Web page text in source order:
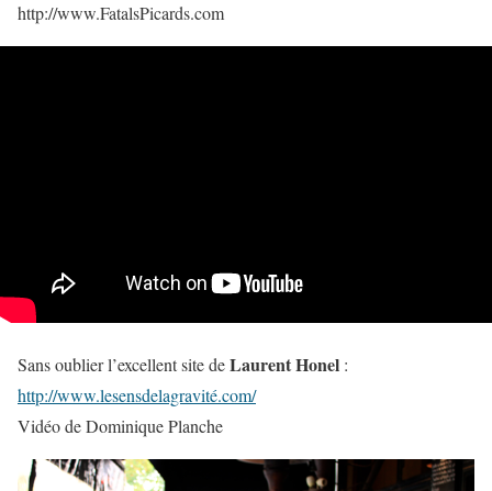
http://www.FatalsPicards.com
Sans oublier l’excellent site deLaurent Honel :
http://www.lesensdelagravité.com/
Vidéo de Dominique Planche